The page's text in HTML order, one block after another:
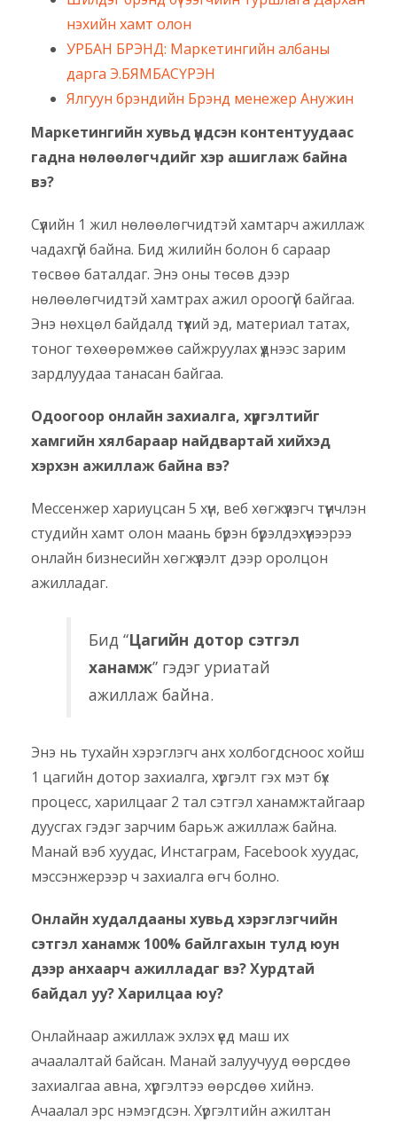
нэхийн хамт олон
УРБАН БРЭНД: Маркетингийн албаны
дарга Э.БЯМБАСҮРЭН
Ялгуун брэндийн Брэнд менежер Анужин
Маркетингийн хувьд үндсэн контентуудаас
гадна нөлөөлөгчдийг хэр ашиглаж байна
вэ?
Сүүлийн 1 жил нөлөөлөгчидтэй хамтарч ажиллаж
чадахгүй байна. Бид жилийн болон 6 сараар
төсвөө баталдаг. Энэ оны төсөв дээр
нөлөөлөгчидтэй хамтрах ажил ороогүй байгаа.
Энэ нөхцөл байдалд түүхий эд, материал татах,
тоног төхөөрөмжөө сайжруулах үүднээс зарим
зардлуудаа танасан байгаа.
Одоогоор онлайн захиалга, хүргэлтийг
хамгийн хялбараар найдвартай хийхэд
хэрхэн ажиллаж байна вэ?
Мессенжер хариуцсан 5 хүн, веб хөгжүүлэгч түүнчлэн
студийн хамт олон маань бүрэн бүрэлдэхүүнээрээ
онлайн бизнесийн хөгжүүлэлт дээр оролцон
ажилладаг.
Бид “Цагийн дотор сэтгэл
ханамж” гэдэг уриатай
ажиллаж байна.
Энэ нь тухайн хэрэглэгч анх холбогдсноос хойш
1 цагийн дотор захиалга, хүргэлт гэх мэт бүх
процесс, харилцааг 2 тал сэтгэл ханамжтайгаар
дуусгах гэдэг зарчим барьж ажиллаж байна.
Манай вэб хуудас, Инстаграм, Facebook хуудас,
мэссэнжерээр ч захиалга өгч болно.
Онлайн худалдааны хувьд хэрэглэгчийн
сэтгэл ханамж 100% байлгахын тулд юун
дээр анхаарч ажилладаг вэ? Хурдтай
байдал уу? Харилцаа юу?
Онлайнаар ажиллаж эхлэх үед маш их
ачаалалтай байсан. Манай залуучууд өөрсдөө
захиалгаа авна, хүргэлтээ өөрсдөө хийнэ.
Ачаалал эрс нэмэгдсэн. Хүргэлтийн ажилтан